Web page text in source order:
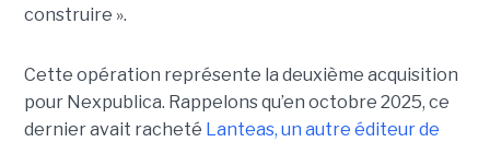
construire ».
Cette opération représente la deuxième acquisition
pour Nexpublica. Rappelons qu’en octobre 2025, ce
dernier avait racheté Lanteas, un autre éditeur de